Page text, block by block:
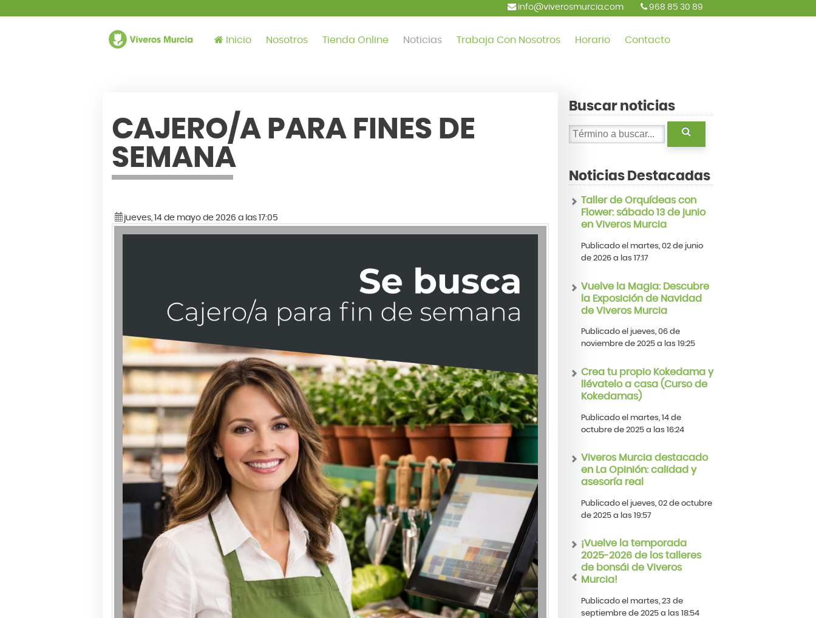
968 85 30 89
info@viverosmurcia.com
Inicio Nosotros Tienda Online Noticias Trabaja Con Nosotros Horario Contacto
CAJERO/A PARA FINES DE
SEMANA
jueves, 14 de mayo de 2026 a las 17:05
Buscar noticias
Noticias Destacadas
Taller de Orquídeas con
Flower: sábado 13 de junio
en Viveros Murcia
Publicado el martes, 02 de junio
de 2026 a las 17:17
Vuelve la Magia: Descubre
la Exposición de Navidad
de Viveros Murcia
Publicado el jueves, 06 de
noviembre de 2025 a las 19:25
Crea tu propio Kokedama y
llévatelo a casa (Curso de
Kokedamas)
Publicado el martes, 14 de
octubre de 2025 a las 16:24
Viveros Murcia destacado
en La Opinión: calidad y
asesoría real
Publicado el jueves, 02 de octubre
de 2025 a las 19:57
¡Vuelve la temporada
2025-2026 de los talleres
de bonsái de Viveros
Murcia!
Publicado el martes, 23 de
septiembre de 2025 a las 18:54